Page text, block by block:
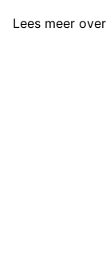
Lees meer over